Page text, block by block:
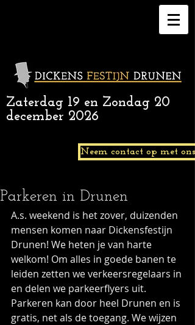
Zaterdag 19 en Zondag 20
december 2026
Neem contact op met ons.
Parkeren in Drunen
A.s. weekend is het zover, duizenden
mensen komen naar Dickensfestijn
Drunen! We heten je van harte
welkom! Om alles in goede banen te
leiden zetten we verkeersregelaars in
en delen we parkeerflyers uit.
Parkeren kan door heel Drunen en is
gratis, net als de toegang. We wijzen